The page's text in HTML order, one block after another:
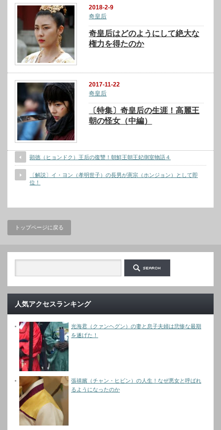
2018-2-9
奇皇后
奇皇后はどのようにして絶大な
権力を得たのか
2017-11-22
奇皇后
〔特集〕奇皇后の生涯！高麗王
朝の怪女（中編）
顕徳（ヒョンドク）王后の復讐！朝鮮王朝王妃側室物語４
〔解説〕イ・ヨン（孝明世子）の長男が憲宗（ホンジョン）として即
位！
トップページに戻る
人気アクセスランキング
光海君（クァンヘグン）の妻と息子夫婦は悲惨な最期
を遂げた！
張禧嬪（チャン・ヒビン）の人生！なぜ悪女と呼ばれ
るようになったのか